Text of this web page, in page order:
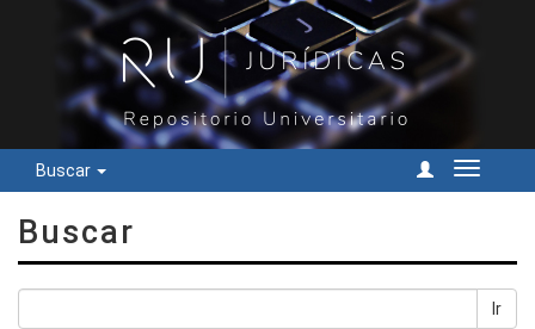
Buscar
Cambiar
Buscar
Ir